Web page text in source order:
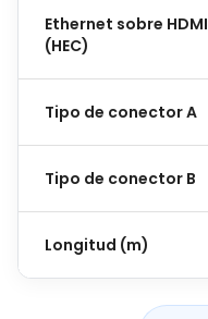
Ethernet sobre HDMI
(HEC)
Tipo de conector A
Tipo de conector B
Longitud (m)